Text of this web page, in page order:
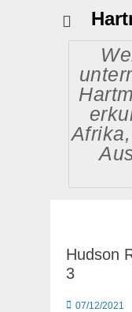
Hudson
3
Posted
07/12/2021